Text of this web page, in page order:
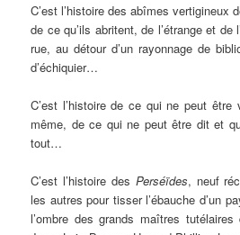
C’est l’histoire des abîmes vertigineux
de ce qu’ils abritent, de l’étrange et
rue, au détour d’un rayonnage de
d’échiquier…
C’est l’histoire de ce qui ne peut être
même, de ce qui ne peut être dit et
tout…
C’est l’histoire des Perséïdes, neuf
les autres pour tisser l’ébauche d’un
l’ombre des grands maîtres